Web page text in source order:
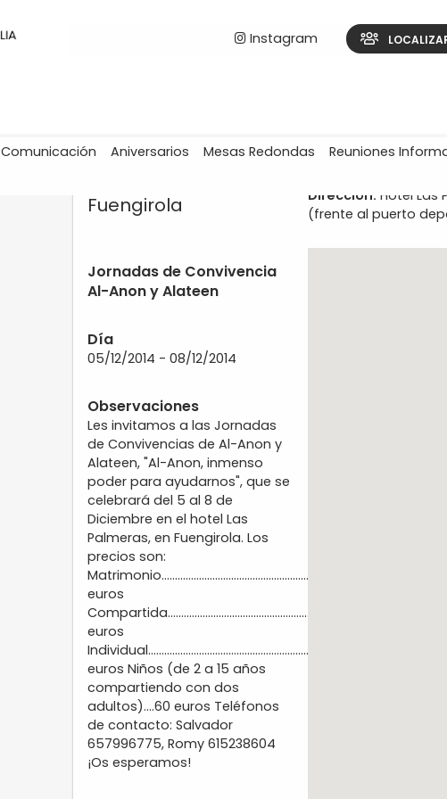
Instagram
Comunicación Aniversarios Mesas Redondas Reuniones
Fuengirola Dirección: Hotel Las
(frente al puerto
Jornadas de Convivencia
Al-Anon y Alateen
Día
05/12/2014 - 08/12/2014
Observaciones
Les invitamos a las Jornadas
de Convivencias de Al-Anon y
Alateen, "Al-Anon, inmenso
poder para ayudarnos", que se
celebrará del 5 al 8 de
Diciembre en el hotel Las
Palmeras, en Fuengirola. Los
precios son:
Matrimonio.............................................................260
euros
Compartida.............................................................130
euros
Individual................................................................200
euros Niños (de 2 a 15 años
compartiendo con dos
adultos)....60 euros Teléfonos
de contacto: Salvador
657996775, Romy 615238604
¡Os esperamos!